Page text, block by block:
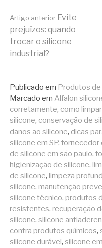
lendo
Artigo anterior Evite
prejuízos: quando
trocar o silicone
industrial?
Publicado em Produtos de
Marcado em Alfalon
corretamente, como
silicone, conservação de
danos ao silicone, dicas
silicone em SP, fornecedor
de silicone em são paulo,
higienização de silicone,
de silicone, limpeza
silicone, manutenção
silicone técnico, produtos
resistentes, recuperação
silicone, silicone
contra produtos químicos,
silicone durável, silicone